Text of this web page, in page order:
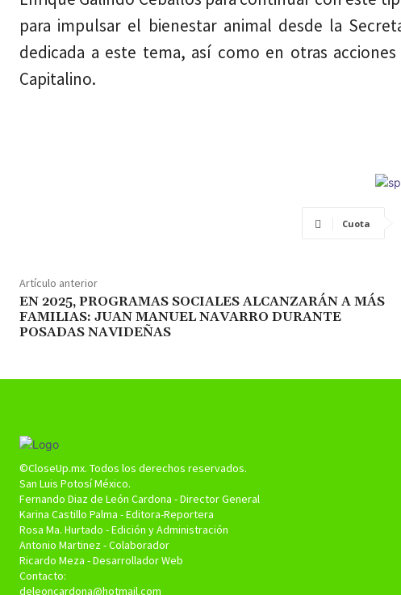
para impulsar el bienestar animal desde la
dedicada a este tema, así como en otras
Capitalino.
Cuota
Artículo anterior
EN 2025, PROGRAMAS SOCIALES ALCANZARÁN A MÁS
FAMILIAS: JUAN MANUEL NAVARRO DURANTE
POSADAS NAVIDEÑAS
©CloseUp.mx. Todos los derechos reservados.
San Luis Potosí México.
Fernando Diaz de León Cardona - Director General
Karina Castillo Palma - Editora-Reportera
Rosa Ma. Hurtado - Edición y Administración
Antonio Martinez - Colaborador
Ricardo Meza - Desarrollador Web
Contacto:
deleoncardona@hotmail.com